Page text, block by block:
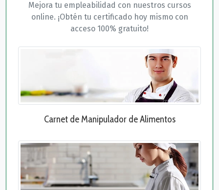
Mejora tu empleabilidad con nuestros cursos
online. ¡Obtén tu certificado hoy mismo con
acceso 100% gratuito!
Carnet de Manipulador de Alimentos